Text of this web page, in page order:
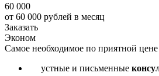
60 000
от 60 000 рублей в месяц
Заказать
Эконом
Самое необходимое по приятной цене
устные и письменные